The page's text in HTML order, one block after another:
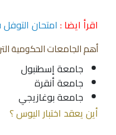
اقرأ ايضا : امتحان
أهم الجامعات الحكومية
جامعة إسطنبول
جامعة أنقرة
جامعة بوغازيجي
أين يعقد اختبار اليوس ؟